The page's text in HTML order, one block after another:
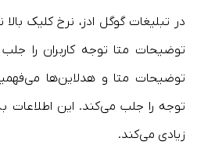
در تبلیغات گوگل ادز، نرخ کلیک
توضیحات متا و هدلاین‌ها
توجه را جلب می‌کند. این اطلاعات
زیادی می‌کند.